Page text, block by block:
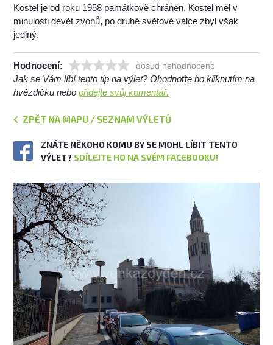
Kostel je od roku 1958 památkově chráněn. Kostel měl v
minulosti devět zvonů, po druhé světové válce zbyl však
jediný.
Hodnocení: dosud nehodnoceno
Jak se Vám líbí tento tip na výlet? Ohodnoťte ho kliknutím na
hvězdičku nebopřidejte svůj komentář.
ZPĚT NA MAPU / SEZNAM VÝLETŮ
ZNÁTE NĚKOHO KOMU BY SE MOHL LÍBIT TENTO
VÝLET? SDÍLEJTE HO NA SVÉM FACEBOOKU!